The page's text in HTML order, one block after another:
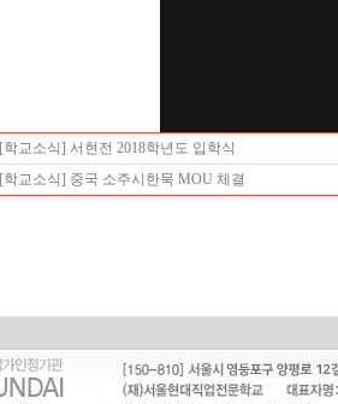
[학교소식] 서현전 2018학년도 입학식
[학교소식] 중국 소주시한묵 MOU 체결